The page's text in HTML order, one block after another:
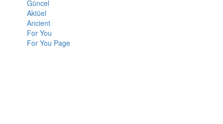
Güncel
Aktüel
Ancient
For You
For You Page